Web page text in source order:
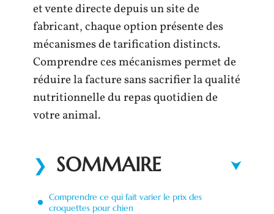
et vente directe depuis un site de
fabricant, chaque option présente des
mécanismes de tarification distincts.
Comprendre ces mécanismes permet de
réduire la facture sans sacrifier la qualité
nutritionnelle du repas quotidien de
votre animal.
SOMMAIRE
Comprendre ce qui fait varier le prix des
croquettes pour chien